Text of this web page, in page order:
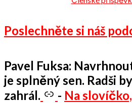
Poslechněte si náš
Pavel Fuksa:
je splněný sen. Radši
zahrál.
- Na